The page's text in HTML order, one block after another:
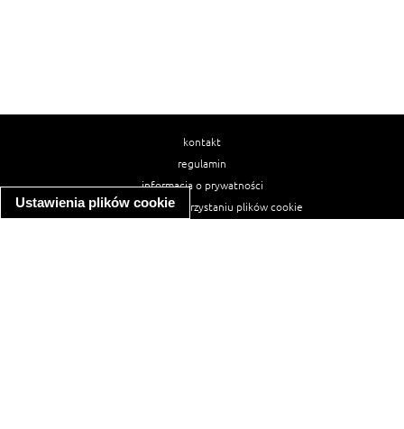
Ustawienia plików cookie
kontakt
regulamin
informacja o prywatności
informacja o wykorzystaniu plików cookie